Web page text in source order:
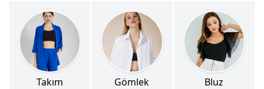
Takım Gömlek Bluz